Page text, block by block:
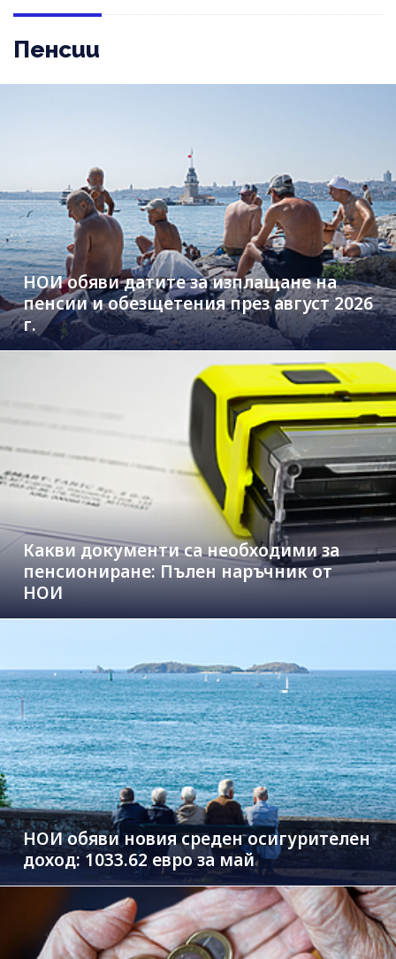
Пенсии
НОИ обяви датите за изплащане на
пенсии и обезщетения през август 2026
г.
Какви документи са необходими за
пенсиониране: Пълен наръчник от
НОИ
НОИ обяви новия среден осигурителен
доход: 1033.62 евро за май